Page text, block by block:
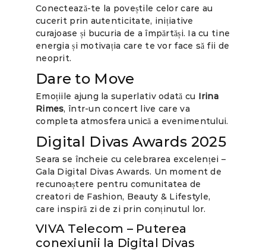
Conectează-te la poveștile celor care au
cucerit prin autenticitate, inițiative
curajoase și bucuria de a împărtăși. Ia cu tine
energia și motivația care te vor face să fii de
neoprit.
Dare to Move
Emoțiile ajung la superlativ odată cu Irina
Rimes, într-un concert live care va
completa atmosfera unică a evenimentului.
Digital Divas Awards 2025
Seara se încheie cu celebrarea excelenței –
Gala Digital Divas Awards. Un moment de
recunoaștere pentru comunitatea de
creatori de Fashion, Beauty & Lifestyle,
care inspiră zi de zi prin conținutul lor.
VIVA Telecom – Puterea
conexiunii la Digital Divas